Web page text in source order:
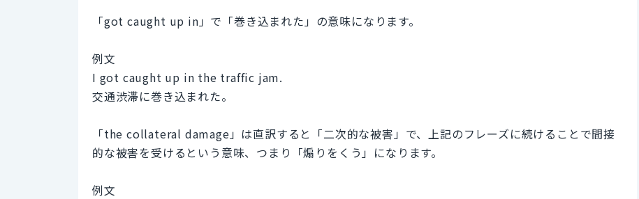
「got caught up in」で「巻き込まれた」の意味になります。
例文
I got caught up in the traffic jam.
交通渋滞に巻き込まれた。
「the collateral damage」は直訳すると「二次的な被害」で、上記のフレーズに続けることで間接
的な被害を受けるという意味、つまり「煽りをくう」になります。
例文